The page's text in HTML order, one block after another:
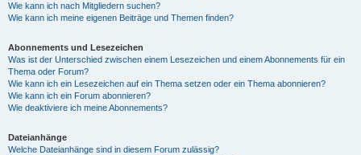
Wie kann ich nach Mitgliedern suchen?
Wie kann ich meine eigenen Beiträge und Themen finden?
Abonnements und Lesezeichen
Was ist der Unterschied zwischen einem Lesezeichen und einem Abonnements für ein
Thema oder Forum?
Wie kann ich ein Lesezeichen auf ein Thema setzen oder ein Thema abonnieren?
Wie kann ich ein Forum abonnieren?
Wie deaktiviere ich meine Abonnements?
Dateianhänge
Welche Dateianhänge sind in diesem Forum zulässig?